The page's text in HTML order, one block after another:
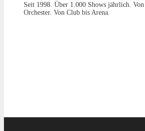
Seit 1998. Über 1.000 Shows jährlich.
Orchester. Von Club bis Arena.